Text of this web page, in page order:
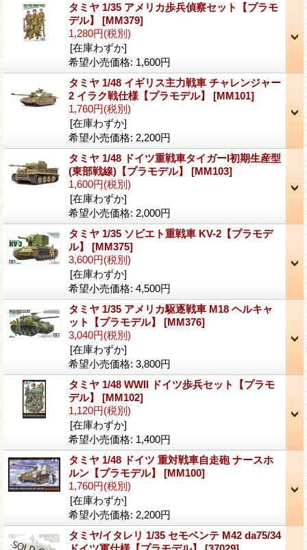
タミヤ 1/35 アメリカ歩兵偵察セット【プラモ
デル】 [MM379]
1,280円(税別)
[在庫わずか]
希望小売価格: 1,600円
タミヤ 1/48 イギリス主力戦車 チャレンジャー
2 イラク戦仕様【プラモデル】 [MM101]
1,760円(税別)
[在庫わずか]
希望小売価格: 2,200円
タミヤ 1/48 ドイツ重戦車タイガーI初期生産型
(東部戦線)【プラモデル】 [MM103]
1,600円(税別)
[在庫わずか]
希望小売価格: 2,000円
タミヤ 1/35 ソビエト重戦車 KV-2【プラモデ
ル】 [MM375]
3,600円(税別)
[在庫わずか]
希望小売価格: 4,500円
タミヤ 1/35 アメリカ駆逐戦車 M18 ヘルキャ
ット【プラモデル】 [MM376]
3,040円(税別)
[在庫わずか]
希望小売価格: 3,800円
タミヤ 1/48 WWII ドイツ歩兵セット【プラモ
デル】 [MM102]
1,120円(税別)
[在庫わずか]
希望小売価格: 1,400円
タミヤ 1/48 ドイツ 重対戦車自走砲 ナースホ
ルン【プラモデル】 [MM100]
1,760円(税別)
[在庫わずか]
希望小売価格: 2,200円
タミヤ/イタレリ 1/35 セモベンテ M42 da75/34